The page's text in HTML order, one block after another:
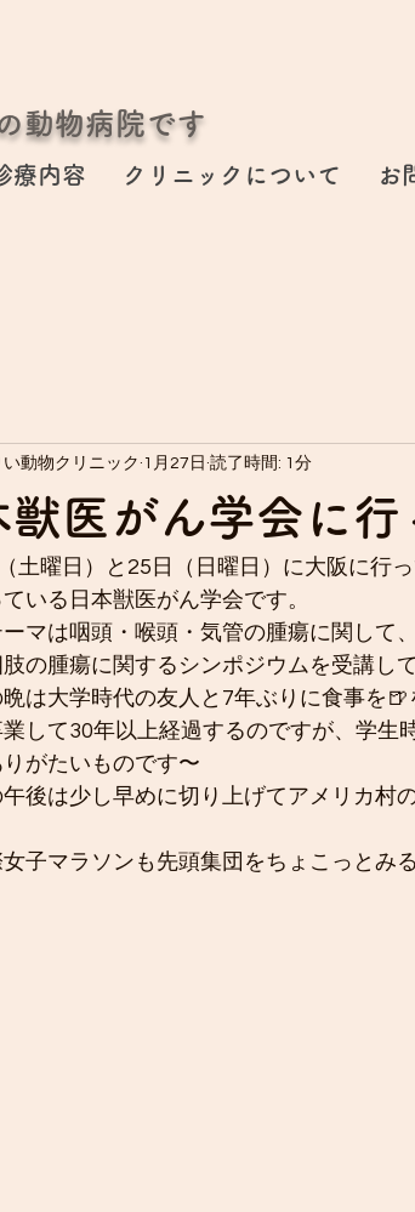
動物病院です
療内容 クリニックについて お
獣医がん学会に
い動物クリニック 1月27日 読了時間: 1分
土曜日）と25日（日曜日）に大阪に行っ
いる日本獣医がん学会です。
マは咽頭・喉頭・気管の腫瘍に関して
の腫瘍に関するシンポジウムを受講し
は大学時代の友人と7年ぶりに食事を🍺
して30年以上経過するのですが、学生
りがたいものです〜
後は少し早めに切り上げてアメリカ村
子マラソンも先頭集団をちょこっとみ